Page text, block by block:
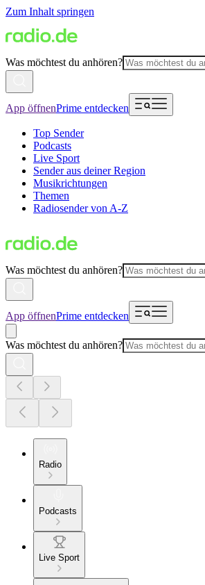
Zum Inhalt springen
Was möchtest du anhören?
App öffnenPrime entdecken
Top Sender
Podcasts
Live Sport
Sender aus deiner Region
Musikrichtungen
Themen
Radiosender von A-Z
Was möchtest du anhören?
App öffnenPrime entdecken
Was möchtest du anhören?
Radio
Podcasts
Live Sport